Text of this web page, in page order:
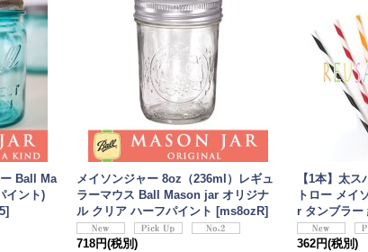
Ball Ma
イント)
]
メイソンジャー 8oz（236ml）レギュ
ラーマウス Ball Mason jar オリジナ
ル クリア ハーフパイント [ms8ozR]
718円(税別)
【1本】太
トロー メイ
r タンブラー
362円(税別)